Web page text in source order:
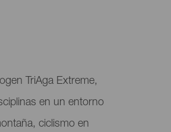
TriAga Extreme,
en un entorno
ciclismo en